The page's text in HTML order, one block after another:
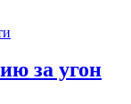
за угон